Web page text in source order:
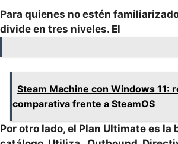
Para quienes no estén
divide en tres niveles. El
Steam Machine con Windows 11:
comparativa frente a SteamOS
Por otro lado, el Plan Ultimate es la